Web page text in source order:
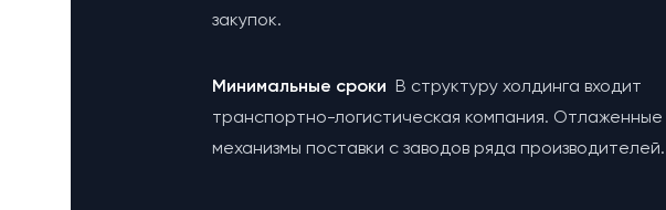
закупок.
Минимальные сроки В структуру холдинга входит
транспортно-логистическая компания. Отлаженные
механизмы поставки с заводов ряда производителей.